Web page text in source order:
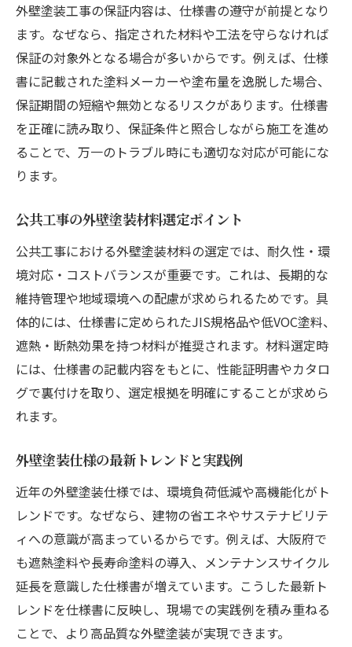
外壁塗装工事の保証内容は、仕様書の遵守が前提となり
ます。なぜなら、指定された材料や工法を守らなければ
保証の対象外となる場合が多いからです。例えば、仕様
書に記載された塗料メーカーや塗布量を逸脱した場合、
保証期間の短縮や無効となるリスクがあります。仕様書
を正確に読み取り、保証条件と照合しながら施工を進め
ることで、万一のトラブル時にも適切な対応が可能にな
ります。
公共工事の外壁塗装材料選定ポイント
公共工事における外壁塗装材料の選定では、耐久性・環
境対応・コストバランスが重要です。これは、長期的な
維持管理や地域環境への配慮が求められるためです。具
体的には、仕様書に定められたJIS規格品や低VOC塗料、
遮熱・断熱効果を持つ材料が推奨されます。材料選定時
には、仕様書の記載内容をもとに、性能証明書やカタロ
グで裏付けを取り、選定根拠を明確にすることが求めら
れます。
外壁塗装仕様の最新トレンドと実践例
近年の外壁塗装仕様では、環境負荷低減や高機能化がト
レンドです。なぜなら、建物の省エネやサステナビリテ
ィへの意識が高まっているからです。例えば、大阪府で
も遮熱塗料や長寿命塗料の導入、メンテナンスサイクル
延長を意識した仕様書が増えています。こうした最新ト
レンドを仕様書に反映し、現場での実践例を積み重ねる
ことで、より高品質な外壁塗装が実現できます。